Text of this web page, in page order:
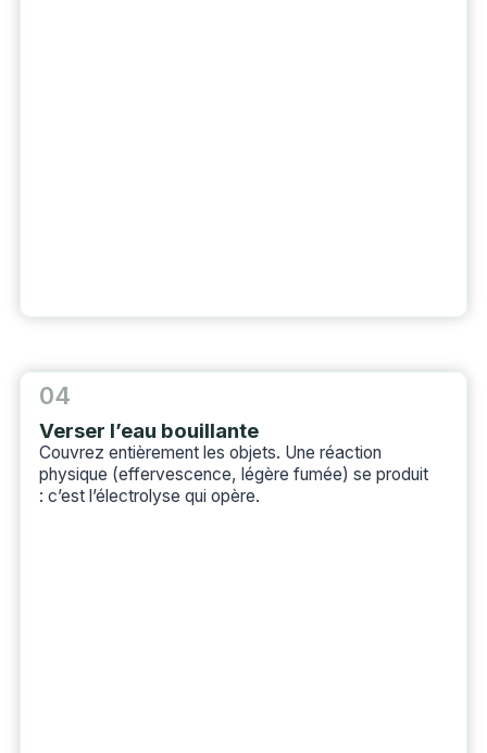
04
Verser l’eau bouillante
Couvrez entièrement les objets. Une réaction
physique (effervescence, légère fumée) se produit
: c’est l’électrolyse qui opère.